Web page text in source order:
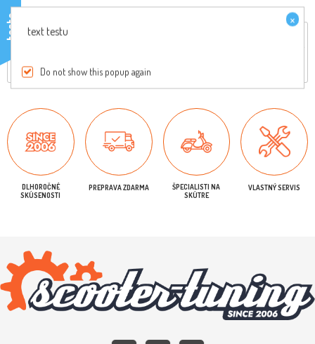
Reviews
Iba registrovaní užívatelia môžu písať recenzie
DLHOROČNÉ
SKÚSENOSTI
PREPRAVA ZDARMA
ŠPECIALISTI NA
SKÚTRE
VLASTNÝ SERVIS
testo ×
text testu
Do not show this popup again